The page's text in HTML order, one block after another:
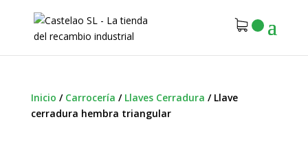
Inicio / Carrocería / Llaves Cerradura / Llave
cerradura hembra triangular